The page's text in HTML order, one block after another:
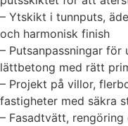
– Ytskikt i tunnputs,
och harmonisk finish
– Putsanpassningar
lättbetong med rätt
– Projekt på villor,
fastigheter med säkra
– Fasadtvätt,